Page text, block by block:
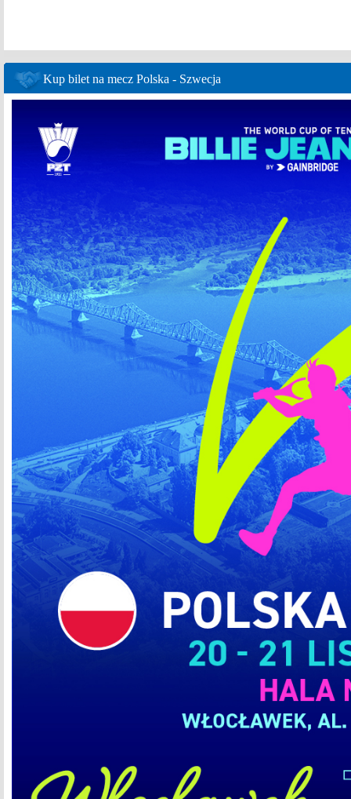
Kup bilet na mecz Polska - Szwecja